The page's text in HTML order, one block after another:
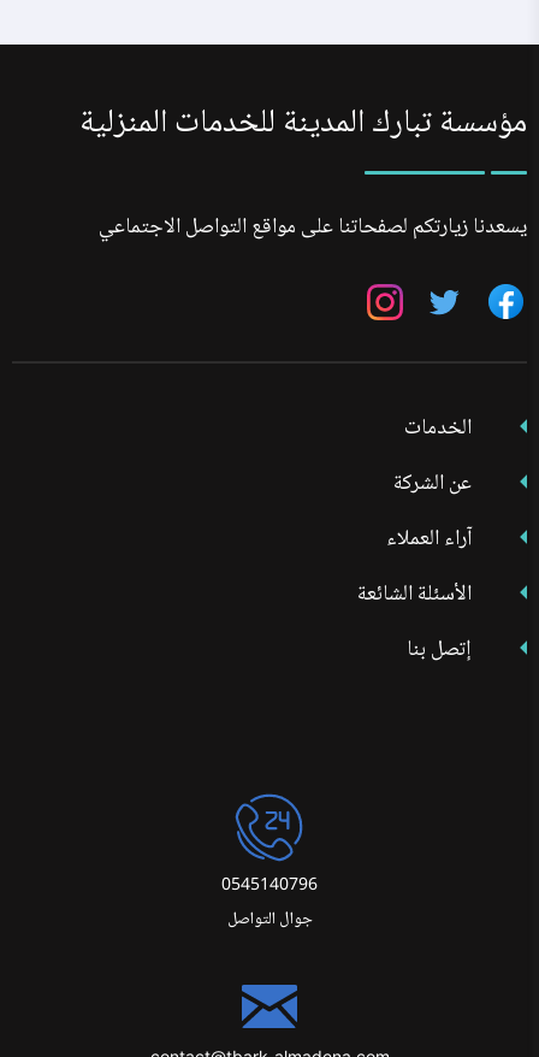
مؤسسة تبارك المدينة للخدمات المنزلية
يسعدنا زيارتكم لصفحاتنا على مواقع التواصل الاجتماعي
تابعنا
فيسبوك
تابعنا
على
تويتر
تابعنا
انستجرام
الخدمات
عن الشركة
آراء العملاء
الأسئلة الشائعة
إتصل بنا
0545140796
جوال التواصل